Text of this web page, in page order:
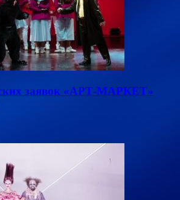
заявок «АРТ-МАРКЕТ»